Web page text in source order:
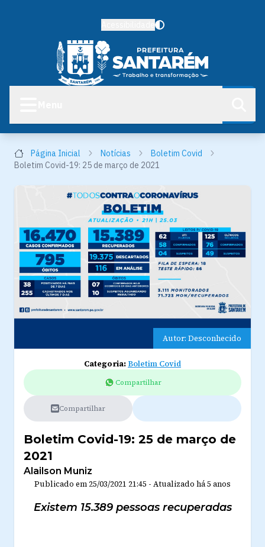
Página Inicial Notícias
Boletim Covid
Boletim Covid-19: 25 de março de 2021
Autor: Desconhecido
Categoria:Boletim Covid
Compartilhar
Compartilhar
Boletim Covid-19: 25 de março de
2021
Alailson Muniz
Publicado em 25/03/2021 21:45 - Atualizado há 5 anos
Existem 15.389 pessoas recuperadas